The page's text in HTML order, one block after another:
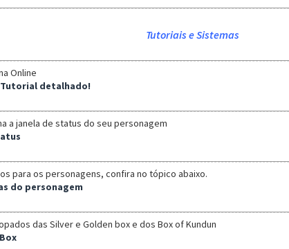
Tutoriais e Sistemas
Online
detalhado!
a janela de status do seu personagem
para os personagens, confira no tópico abaixo.
do personagem
das Silver e Golden box e dos Box of Kundun